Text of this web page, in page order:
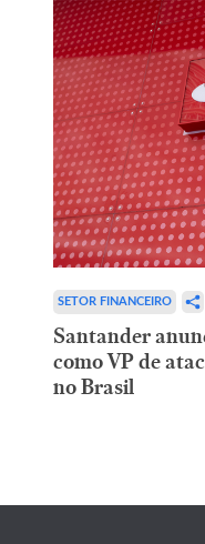
SETOR FINANCEIRO
Santander
como VP de
no Brasil